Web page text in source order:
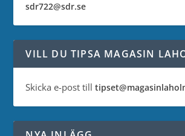
sdr722@sdr.se
VILL DU TIPSA MAGASIN
Skicka e-post till